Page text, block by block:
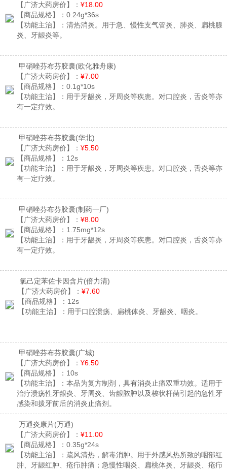
【广济大药房价】： ¥18.00
【商品规格】： 0.24g*36s
【功能主治】： 清热消炎。用于急、慢性支气管炎、肺炎、扁桃腺
炎、牙龈炎等。
甲硝唑芬布芬胶囊(欧化雅舟康)
【广济大药房价】： ¥7.00
【商品规格】： 0.1g*10s
【功能主治】： 用于牙龈炎，牙周炎等疾患。对口腔炎，舌炎等亦
有一定疗效。
甲硝唑芬布芬胶囊(华北)
【广济大药房价】： ¥5.50
【商品规格】： 12s
【功能主治】： 用于牙龈炎，牙周炎等疾患。对口腔炎，舌炎等亦
有一定疗效。
甲硝唑芬布芬胶囊(制药一厂)
【广济大药房价】： ¥8.00
【商品规格】： 1.75mg*12s
【功能主治】： 用于牙龈炎，牙周炎等疾患。对口腔炎，舌炎等亦
有一定疗效。
氯己定苯佐卡因含片(倍力清)
【广济大药房价】： ¥7.60
【商品规格】： 12s
【功能主治】： 用于口腔溃疡、扁桃体炎、牙龈炎、咽炎。
甲硝唑芬布芬胶囊(广城)
【广济大药房价】： ¥6.50
【商品规格】： 10s
【功能主治】： 本品为复方制剂，具有消炎止痛双重功效。适用于
治疗溃疡性牙龈炎、牙周炎、齿龈脓肿以及梭状杆菌引起的急性牙
感染和拨牙前后的消炎止痛剂。
万通炎康片(万通)
【广济大药房价】： ¥11.00
【商品规格】： 0.35g*24s
【功能主治】： 疏风清热，解毒消肿。用于外感风热所致的咽部红
肿、牙龈红肿、疮疖肿痛；急慢性咽炎、扁桃体炎、牙龈炎、疮疖